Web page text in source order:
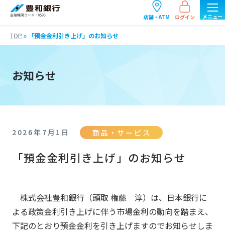
店舗・ATM ログイン
TOP » 「預金金利引き上げ」のお知らせ
お知らせ
2026年7月1日 商品・サービス
「預金金利引き上げ」のお知らせ
株式会社豊和銀行（頭取 権藤 淳）は、日本銀行に
よる政策金利引き上げに伴う市場金利の動向を踏まえ、
下記のとおり預金金利を引き上げますのでお知らせしま